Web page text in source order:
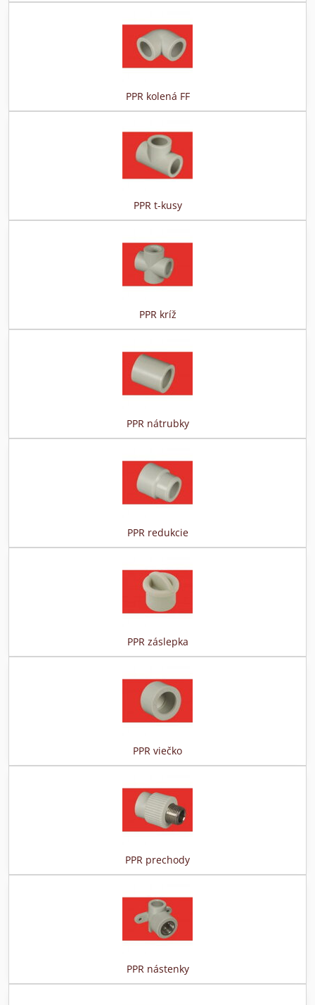
PPR kolená FF
PPR t-kusy
PPR kríž
PPR nátrubky
PPR redukcie
PPR záslepka
PPR viečko
PPR prechody
PPR nástenky